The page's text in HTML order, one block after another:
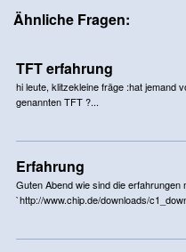
Ähnliche Fragen:
TFT erfahrung
hi leute, klitzekleine fräge :hat jemand
genannten TFT ?...
Erfahrung
Guten Abend wie sind die erfahrungen
`http://www.chip.de/downloads/